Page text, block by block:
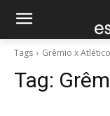
Tags Grêmio x
Tag: